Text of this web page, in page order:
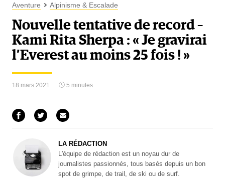
Aventure Alpinisme & Escalade
Nouvelle tentative de record –
Kami Rita Sherpa : « Je gravirai
l’Everest au moins 25 fois ! »
18 mars 2021 5 minutes
LA RÉDACTION
L'équipe de rédaction est un noyau dur de
journalistes passionnés, tous basés depuis un bon
spot de grimpe, de trail, de ski ou de surf.